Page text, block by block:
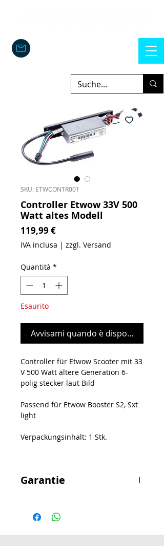
SKU: ETWCONTR001
Controller Etwow 33V 500
Watt altes Modell
119,99 €Prezzo
IVA inclusa | zzgl. Versand
Quantità *
Esaurito
Avvisami quando è disponibile
Controller für Etwow Scooter mit 33
V 500 Watt ältere Generation 6-
polig stecker laut Bild
Passend für Etwow Booster S2, Sxt
light
Verpackungsinhalt: 1 Stk.
Garantie
bestellten Artikel kann keine
Garantie auf das Bauteil gegeben
werden.